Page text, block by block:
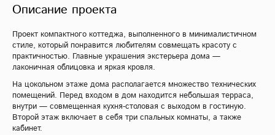
Описание проекта
Проект компактного коттеджа, выполненного в минималистичном
стиле, который понравится любителям совмещать красоту с
практичностью. Главные украшения экстерьера дома —
лаконичная облицовка и яркая кровля.
На цокольном этаже дома располагается множество технических
помещений. Перед входом в дом находится небольшая терраса,
внутри — совмещенная кухня-столовая с выходом в гостиную.
Второй этаж включает в себя три спальных комнаты, а также
кабинет.